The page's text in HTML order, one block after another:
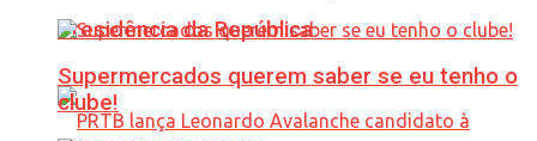
Presidência da República
Supermercados querem saber se eu tenho o
clube!